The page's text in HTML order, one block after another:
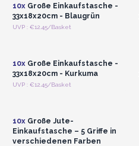
10xGroße Einkaufstasche -
33x18x20cm - Blaugrün
UVP : €12.45/Basket
Anmelden oder
10xGroße Einkaufstasche -
33x18x20cm - Kurkuma
UVP : €12.45/Basket
Anmelden oder
10xGroße Jute-
Einkaufstasche – 5 Griffe in
verschiedenen Farben